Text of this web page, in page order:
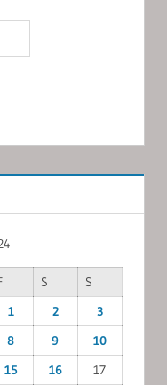
S
S
1
2
3
8 9
10
15 16
17